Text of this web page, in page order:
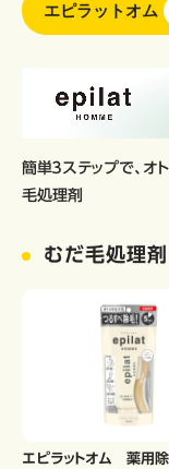
エピラットオム
簡単３ステップで、オ
毛処理剤
むだ毛処理剤
エピラットオム 薬用除